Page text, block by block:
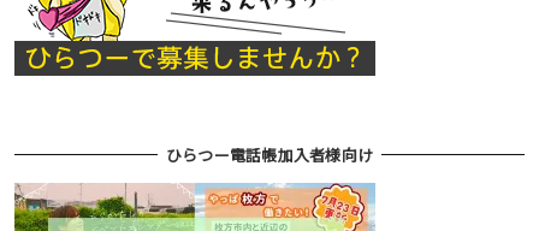
ひらつー電話帳加入者様向け